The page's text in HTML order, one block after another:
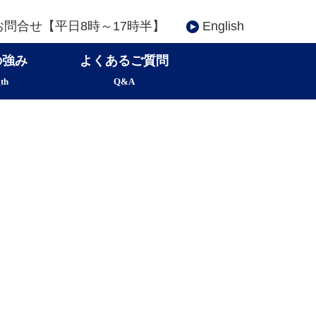
合せ【平日8時～17時半】 English
み よくあるご質問
Q&A